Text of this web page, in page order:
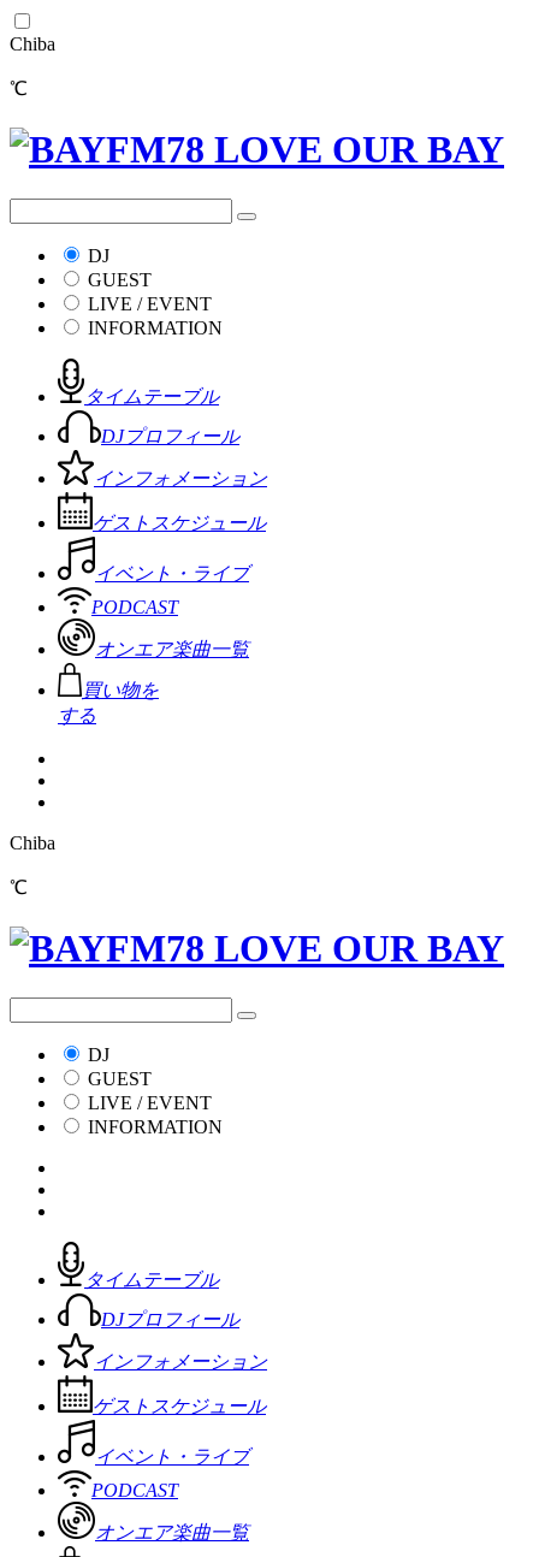
Chiba
℃
DJ
GUEST
LIVE / EVENT
INFORMATION
タイムテーブル
DJプロフィール
インフォメーション
ゲストスケジュール
イベント・ライブ
PODCAST
オンエア楽曲一覧
買い物を
する
Chiba
℃
DJ
GUEST
LIVE / EVENT
INFORMATION
タイムテーブル
DJプロフィール
インフォメーション
ゲストスケジュール
イベント・ライブ
PODCAST
オンエア楽曲一覧